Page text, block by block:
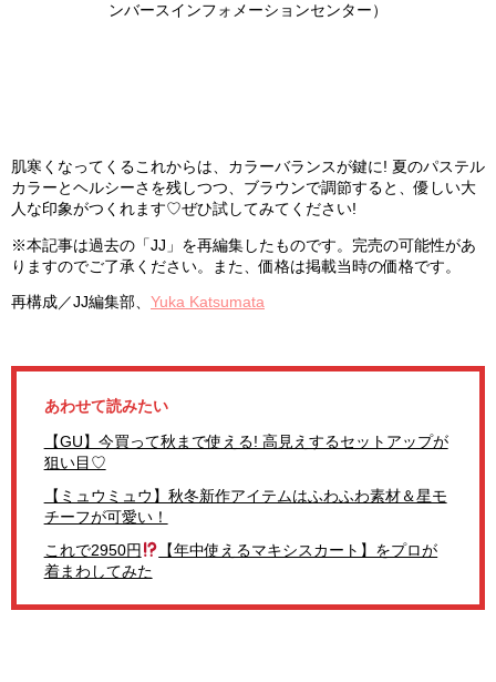
ンバースインフォメーションセンター）
肌寒くなってくるこれからは、カラーバランスが鍵に! 夏のパステル
カラーとヘルシーさを残しつつ、ブラウンで調節すると、優しい大
人な印象がつくれます♡ぜひ試してみてください!
※本記事は過去の「JJ」を再編集したものです。完売の可能性があ
りますのでご了承ください。また、価格は掲載当時の価格です。
再構成／JJ編集部、 Yuka Katsumata
あわせて読みたい
【GU】今買って秋まで使える! 高見えするセットアップが
狙い目♡
【ミュウミュウ】秋冬新作アイテムはふわふわ素材＆星モ
チーフが可愛い！
これで2950円
【年中使えるマキシスカート】をプロが
着まわしてみた